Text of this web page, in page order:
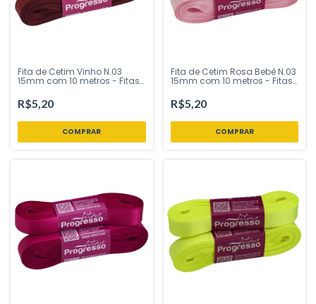
Fita de Cetim Vinho N.03
15mm com 10 metros - Fitas
Loja
R$5,20
Fita de Cetim Rosa Bebê N.03
15mm com 10 metros - Fitas
Loja
R$5,20